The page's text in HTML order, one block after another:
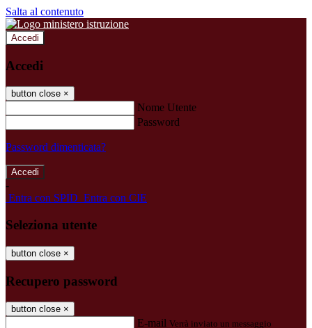
Salta al contenuto
Accedi
Accedi
button close ×
Nome Utente
Password
Password dimenticata?
-
Entra con SPID Entra con CIE
Seleziona utente
button close ×
Recupero password
button close ×
E-mail Verrà inviato un messaggio